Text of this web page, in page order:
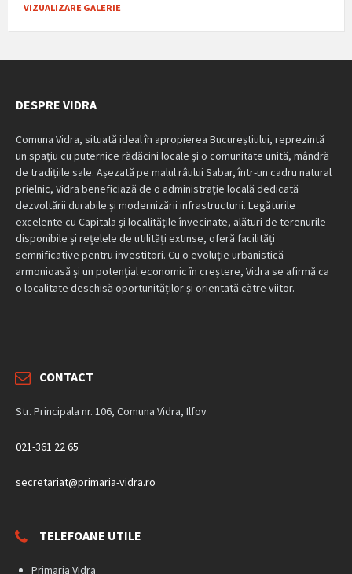
VIZUALIZARE GALERIE
DESPRE VIDRA
Comuna Vidra, situată ideal în apropierea Bucureștiului, reprezintă
un spațiu cu puternice rădăcini locale și o comunitate unită, mândră
de tradițiile sale. Așezată pe malul râului Sabar, într-un cadru natural
prielnic, Vidra beneficiază de o administrație locală dedicată
dezvoltării durabile și modernizării infrastructurii. Legăturile
excelente cu Capitala și localitățile învecinate, alături de terenurile
disponibile și rețelele de utilități extinse, oferă facilități
semnificative pentru investitori. Cu o evoluție urbanistică
armonioasă și un potențial economic în creștere, Vidra se afirmă ca
o localitate deschisă oportunităților și orientată către viitor.
CONTACT
Str. Principala nr. 106, Comuna Vidra, Ilfov
021-361 22 65
secretariat@primaria-vidra.ro
TELEFOANE UTILE
Primaria Vidra